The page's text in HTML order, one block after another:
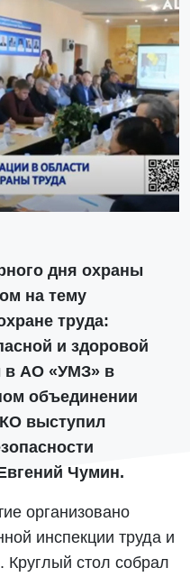
дня охраны
на тему
труда:
и здоровой
в АО «УМЗ» в
объединении
выступил
Чумин.
организовано
инспекции труда и
стол собрал